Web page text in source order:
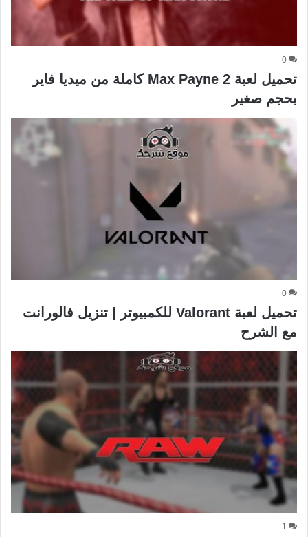
0
تحميل لعبة Max Payne 2 كاملة من ميديا فاير
بحجم صغير
0
تحميل لعبة Valorant للكمبيوتر | تنزيل فالورانت
مع الشرح
1